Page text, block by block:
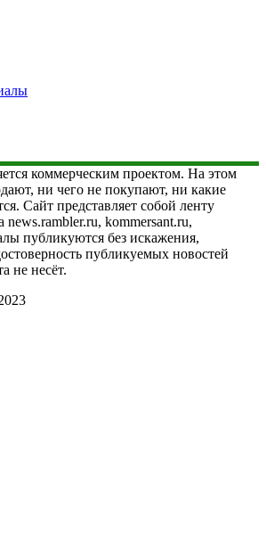
коммерческим проектом. На этом
ни чего не покупают, ни какие
Сайт представляет собой ленту
news.rambler.ru, kommersant.ru,
публикуются без искажения,
публикуемых новостей
не несёт.